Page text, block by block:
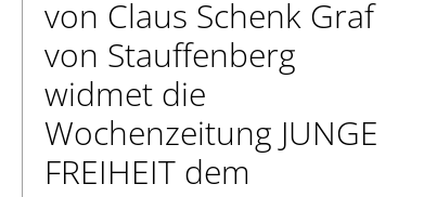
von Claus Schenk Graf
von Stauffenberg
widmet die
Wochenzeitung JUNGE
FREIHEIT dem